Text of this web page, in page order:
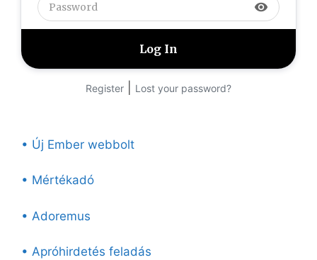
visibility
Register Lost your password?
• Új Ember webbolt
• Mértékadó
• Adoremus
• Apróhirdetés feladás